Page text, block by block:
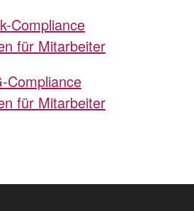
Compliance
für Mitarbeiter
Compliance
für Mitarbeiter